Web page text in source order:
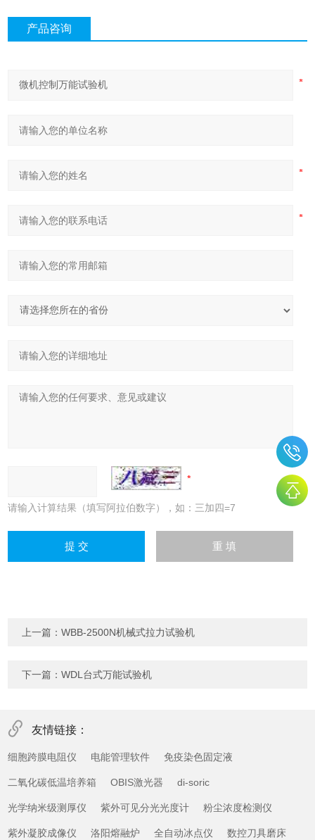
产品咨询
请输入计算结果（填写阿拉伯数字），如：三加四=7
上一篇：WBB-2500N机械式拉力试验机
下一篇：WDL台式万能试验机
友情链接：
细胞跨膜电阻仪 电能管理软件 免疫染色固定液
二氧化碳低温培养箱 OBIS激光器 di-soric
光学纳米级测厚仪 紫外可见分光光度计 粉尘浓度检测仪
紫外凝胶成像仪 洛阳熔融炉 全自动冰点仪 数控刀具磨床